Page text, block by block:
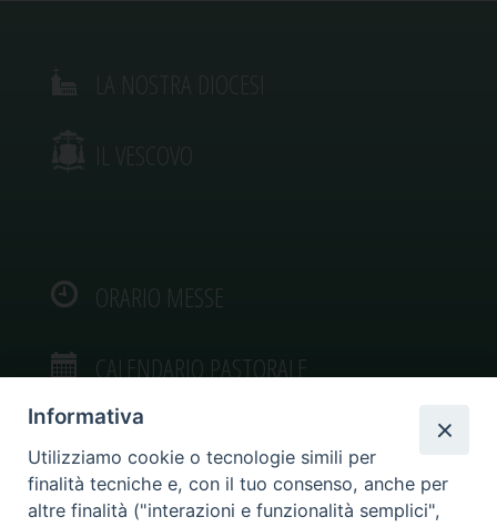
IL VESCOVO
ORARIO MESSE
CALENDARIO PASTORALE
VIDEOGALLERY
Informativa
Utilizziamo cookie o tecnologie simili per
finalità tecniche e, con il tuo consenso, anche per
altre finalità ("interazioni e funzionalità semplici",